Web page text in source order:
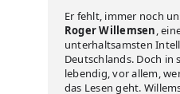
Er fehlt, immer noch
Roger Willemsen,
unterhaltsamsten
Deutschlands. Doch in
lebendig, vor allem,
das Lesen geht.